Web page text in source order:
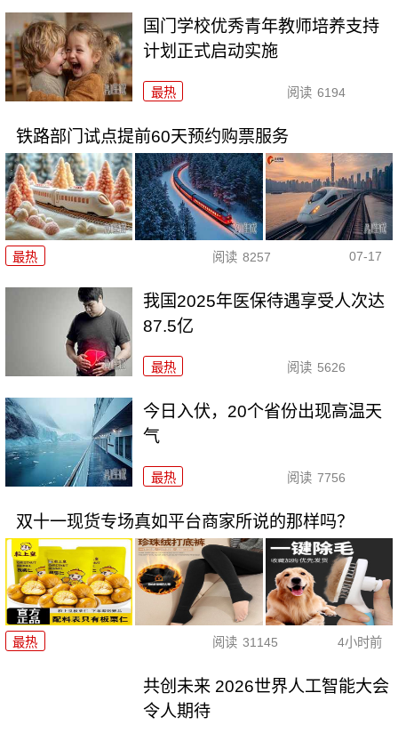
国门学校优秀青年教师培养支持
计划正式启动实施
最热 阅读 6194
铁路部门试点提前60天预约购票服务
最热 阅读 8257 07-17
我国2025年医保待遇享受人次达
87.5亿
最热 阅读 5626
今日入伏，20个省份出现高温天
气
最热 阅读 7756
双十一现货专场真如平台商家所说的那样吗？
最热 阅读 31145 4小时前
共创未来 2026世界人工智能大会
令人期待